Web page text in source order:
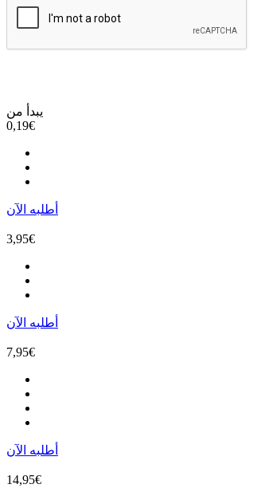
يبدأ من
0,19€
أطلبه الآن
3,95€
أطلبه الآن
7,95€
أطلبه الآن
14,95€